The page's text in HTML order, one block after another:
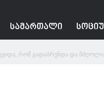
ᲡᲐᲛᲐᲠᲗᲐᲚᲘ
რომ გადაბრუნდა და